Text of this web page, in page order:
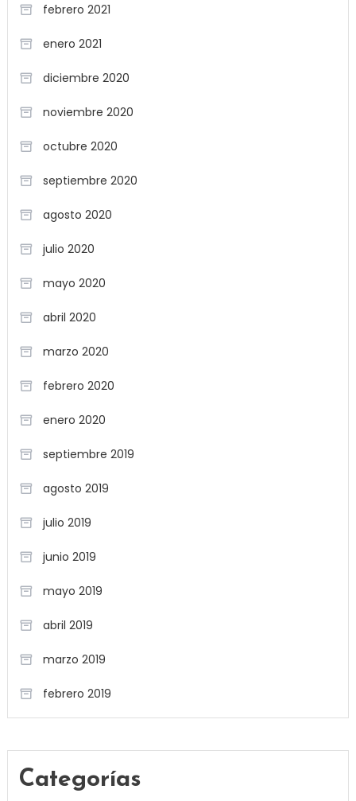
febrero 2021
enero 2021
diciembre 2020
noviembre 2020
octubre 2020
septiembre 2020
agosto 2020
julio 2020
mayo 2020
abril 2020
marzo 2020
febrero 2020
enero 2020
septiembre 2019
agosto 2019
julio 2019
junio 2019
mayo 2019
abril 2019
marzo 2019
febrero 2019
Categorías